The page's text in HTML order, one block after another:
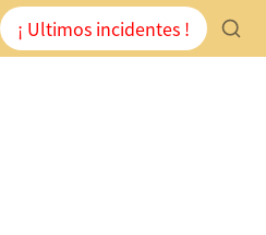
¡ Ultimos incidentes !